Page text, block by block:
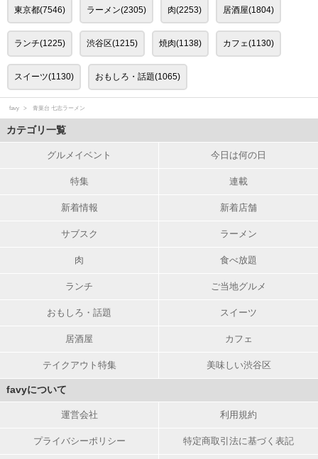
東京都(7546) ラーメン(2305) 肉(2253) 居酒屋(1804)
ランチ(1225) 渋谷区(1215) 焼肉(1138) カフェ(1130)
スイーツ(1130) おもしろ・話題(1065)
favy 青葉台 七志ラーメン
カテゴリ一覧
グルメイベント 今日は何の日
特集 連載
新着情報 新着店舗
サブスク ラーメン
肉 食べ放題
ランチ ご当地グルメ
おもしろ・話題 スイーツ
居酒屋 カフェ
テイクアウト特集 美味しい渋谷区
favyについて
運営会社 利用規約
プライバシーポリシー 特定商取引法に基づく表記